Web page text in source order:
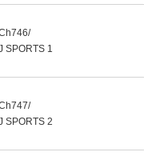
SPORTS 1
SPORTS 2